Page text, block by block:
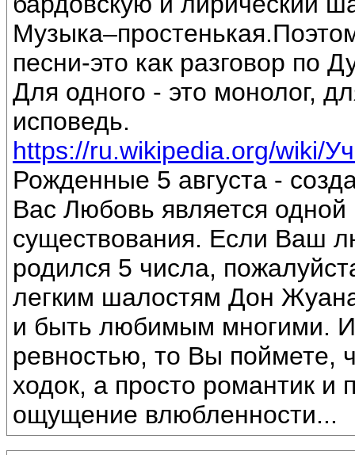
песни-это как разговор по
Для одного - это монолог,
исповедь.
https://ru.wikipedia.org/wiki/
Рожденные 5 августа -
Вас Любовь является
существования. Если Ваш
родился 5 числа,
легким шалостям Дон
и быть любимым многими.
ревностью, то Вы
ходок, а просто романтик и
ощущение влюбленности...